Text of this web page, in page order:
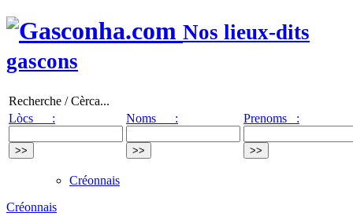
Nos lieux-dits
gascons
Recherche / Cèrca...
Lòcs :
Noms : Prenoms :
Créonnais
Créonnais